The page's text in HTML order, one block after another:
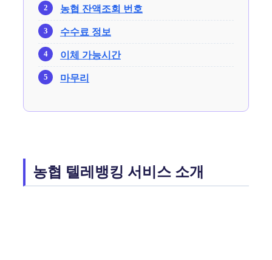
농협 잔액조회 번호
수수료 정보
이체 가능시간
마무리
농협 텔레뱅킹 서비스 소개